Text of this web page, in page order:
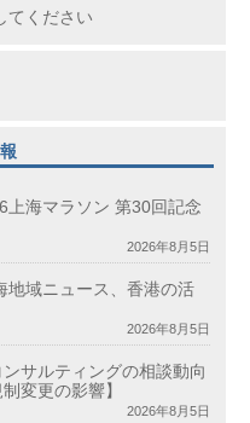
てください
海マラソン 第30回記念
2026年8月5日
地域ニュース、香港の活
2026年8月5日
サルティングの相談動向
変更の影響】
2026年8月5日